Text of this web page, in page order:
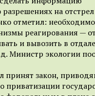
на
отметил: необходимо
реагирования —
и вывозить в
Министр экологии
принят закон,
приватизации